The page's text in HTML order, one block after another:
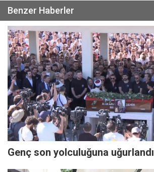
Benzer Haberler
Genç son yolculuğuna uğurlandı